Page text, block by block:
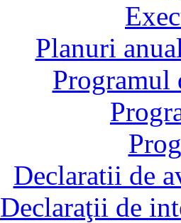
Planuri
Declaratii de
Declaraţii de